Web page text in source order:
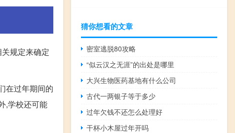
规定来确定
在过年期间的
,学校还可能
猜你想看的文章
密室逃脱80攻略
“似云汉之无涯”的出处是哪里
大兴生物医药基地有什么公司
古代一两银子等于多少
过年欠钱不还怎么处理好
干杯小木屋过年开吗